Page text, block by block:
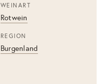
WEINART
Rotwein
REGION
Burgenland